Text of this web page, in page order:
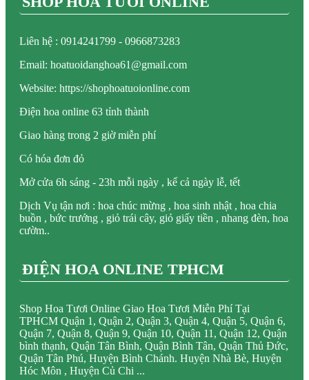
Liên hệ : 0914241799 - 0966873283
Email: hoatuoidanghoa61@gmail.com
Website: https://shophoatuoionline.com
Điện hoa online 63 tỉnh thành
Giao hàng trong 2 giờ miễn phí
Có hóa đơn đỏ
Mở cửa 6h sáng - 23h mỗi ngày , kể cả ngày lễ, tết
Dịch Vụ tận nơi : hoa chúc mừng , hoa sinh nhật , hoa chia
buồn , bức trướng , giỏ trái cây, giỏ giấy tiền , nhang đèn, hoa
cườm..
ĐIỆN HOA ONLINE TPHCM
Shop Hoa Tươi Online Giao Hoa Tươi Miễn Phí Tại
TPHCM Quận 1, Quận 2, Quận 3, Quận 4, Quận 5, Quận 6,
Quận 7, Quận 8, Quận 9, Quận 10, Quận 11, Quận 12, Quận
bình thạnh, Quận Tân Bình, Quận Bình Tân, Quận Thủ Đức,
Quận Tân Phú, Huyện Bình Chánh. Huyện Nhà Bè, Huyện
Hóc Môn , Huyện Củ Chi ...